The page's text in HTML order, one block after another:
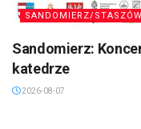
SANDOMIERZ/
Sandomierz:
katedrze
2026-08-07